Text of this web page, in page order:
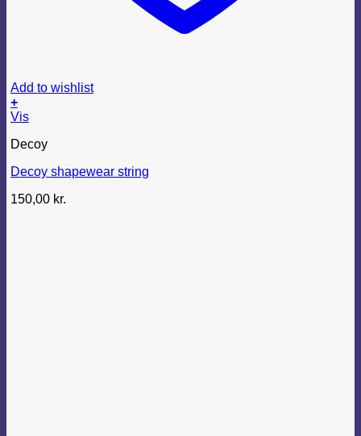
Add to wishlist
+
Dette
har
varianter.
kan
Vis
Decoy
Decoy shapewear string
150,00 kr.